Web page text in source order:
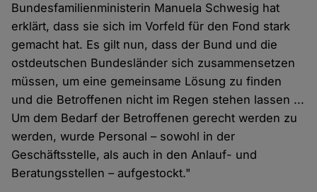
Bundesfamilienministerin Manuela Schwesig hat
erklärt, dass sie sich im Vorfeld für den Fond stark
gemacht hat. Es gilt nun, dass der Bund und die
ostdeutschen Bundesländer sich zusammensetzen
müssen, um eine gemeinsame Lösung zu finden
und die Betroffenen nicht im Regen stehen lassen ...
Um dem Bedarf der Betroffenen gerecht werden zu
werden, wurde Personal – sowohl in der
Geschäftsstelle, als auch in den Anlauf- und
Beratungsstellen – aufgestockt."